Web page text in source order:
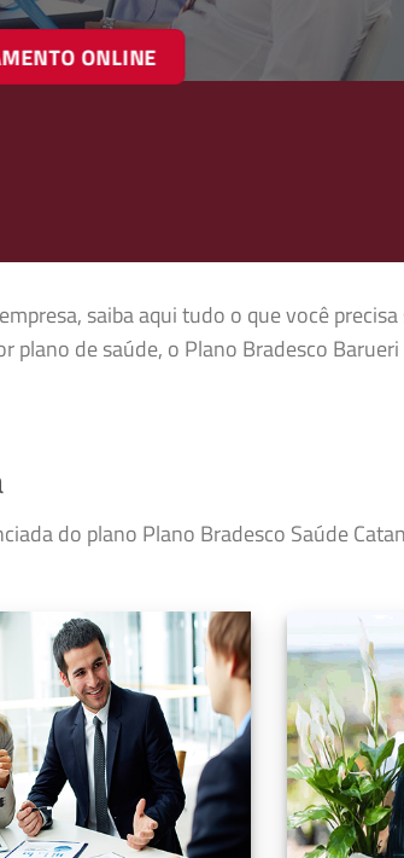
ONLINE
saiba aqui tudo o que você
de saúde, o Plano Bradesco
do plano Plano Bradesco Saúde